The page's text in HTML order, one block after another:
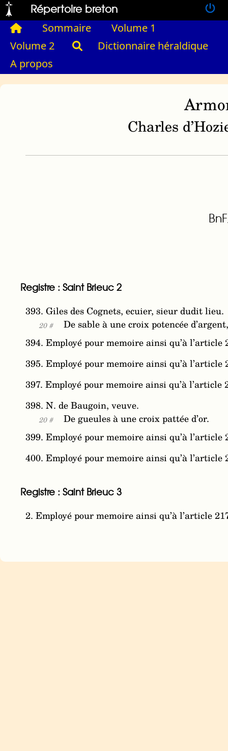
Répertoire breton
Sommaire
Volume 1
Volume 2
Dictionnaire héraldique
A propos
Charles
Registre : Saint Brieuc 2
393. Giles des Cognets, ecuier, sieur dudit lieu.
20 #
De sable à une croix potencée
394. Employé pour memoire ainsi qu’à l’article
395. Employé pour memoire ainsi qu’à l’article
397. Employé pour memoire ainsi qu’à l’article
398. N. de Baugoin, veuve.
20 #
De gueules à une croix pattée d’or.
399. Employé pour memoire ainsi qu’à l’article
400. Employé pour memoire ainsi qu’à l’article
Registre : Saint Brieuc 3
2. Employé pour memoire ainsi qu’à l’article